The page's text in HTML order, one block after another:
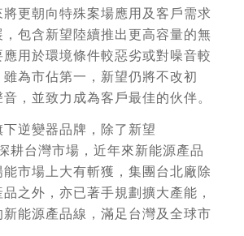
更朝向特殊案場應用及客戶需求
，包含新望陸續推出更高容量的無
應用於環境條件較惡劣或對噪音較
為市佔第一，新望仍將不改初
，並致力成為客戶最佳的伙伴。
逆變器品牌，除了新望
耕台灣市場，近年來新能源產品
市場上大有斬獲，集團台北廠除
之外，亦已著手規劃擴大產能，
新能源產品線，滿足台灣及全球市